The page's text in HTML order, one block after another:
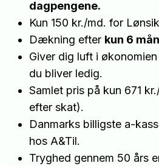
dagpengene.
Kun 150 kr./md. for
Dækning efter kun 6
Giver dig luft i
du bliver ledig.
Samlet pris på kun 671
efter skat).
Danmarks billigste a-
hos A&Til.
Tryghed gennem 50 års